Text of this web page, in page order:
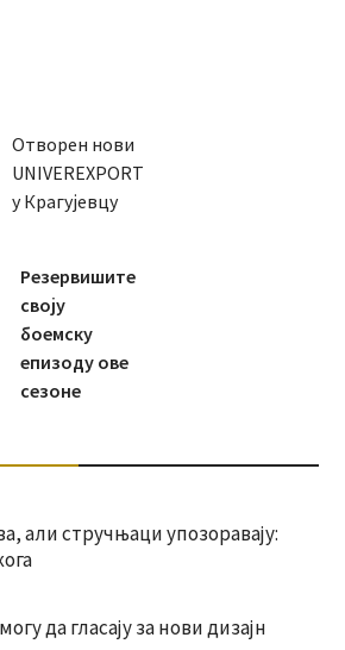
Отворен нови
UNIVEREXPORT
у Крагујевцу
Резервишите
своју
боемску
епизоду ове
сезоне
али стручњаци упозоравају:
да гласају за нови дизајн